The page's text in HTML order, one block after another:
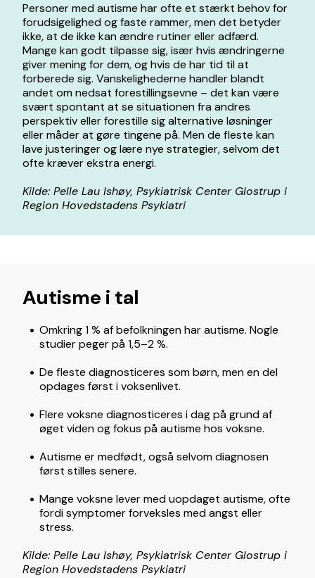
Personer med autisme har ofte et stærkt behov for
forudsigelighed og faste rammer, men det betyder
ikke, at de ikke kan ændre rutiner eller adfærd.
Mange kan godt tilpasse sig, især hvis ændringerne
giver mening for dem, og hvis de har tid til at
forberede sig. Vanskelighederne handler blandt
andet om nedsat forestillingsevne – det kan være
svært spontant at se situationen fra andres
perspektiv eller forestille sig alternative løsninger
eller måder at gøre tingene på. Men de fleste kan
lave justeringer og lære nye strategier, selvom det
ofte kræver ekstra energi.
Kilde: Pelle Lau Ishøy, Psykiatrisk Center Glostrup i
Region Hovedstadens Psykiatri
Autisme i tal
Omkring 1 % af befolkningen har autisme. Nogle
studier peger på 1,5–2 %.
De fleste diagnosticeres som børn, men en del
opdages først i voksenlivet.
Flere voksne diagnosticeres i dag på grund af
øget viden og fokus på autisme hos voksne.
Autisme er medfødt, også selvom diagnosen
først stilles senere.
Mange voksne lever med uopdaget autisme, ofte
fordi symptomer forveksles med angst eller
stress.
Kilde: Pelle Lau Ishøy, Psykiatrisk Center Glostrup i
Region Hovedstadens Psykiatri